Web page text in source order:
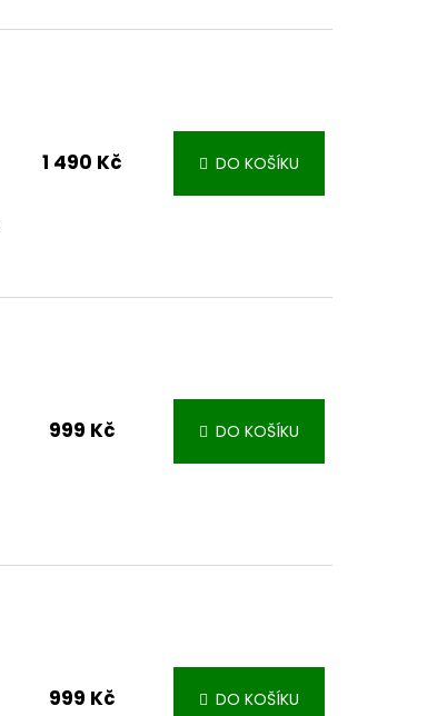
1 490 Kč DO KOŠÍKU
999 Kč DO KOŠÍKU
999 Kč DO KOŠÍKU